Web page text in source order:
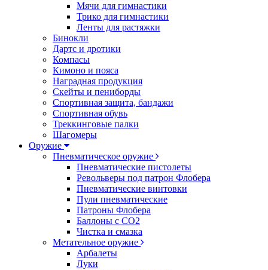
Мячи для гимнастики
Трико для гимнастики
Ленты для растяжки
Бинокли
Дартс и дротики
Компасы
Кимоно и пояса
Наградная продукция
Скейты и пениборды
Спортивная защита, бандажи
Спортивная обувь
Треккинговые палки
Шагомеры
Оружие
Пневматическое оружие
Пневматические пистолеты
Револьверы под патрон Флобера
Пневматические винтовки
Пули пневматические
Патроны Флобера
Баллоны с CO2
Чистка и смазка
Метательное оружие
Арбалеты
Луки